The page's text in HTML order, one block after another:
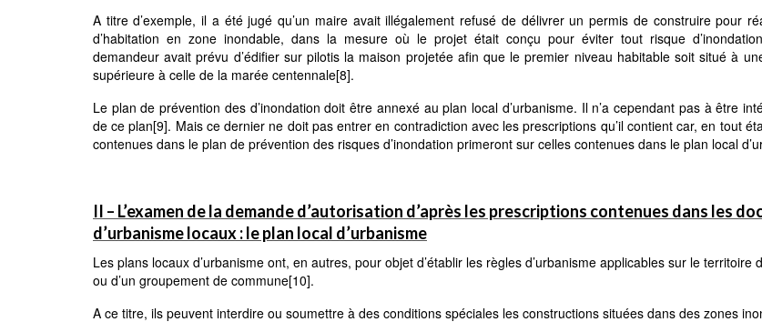
A titre d’exemple, il a été jugé qu’un maire avait illégalement refusé de délivrer un permis de construire pour
d’habitation en zone inondable, dans la mesure où le projet était conçu pour éviter tout risque
demandeur avait prévu d’édifier sur pilotis la maison projetée afin que le premier niveau habitable soit situé à
supérieure à celle de la marée centennale[8].
Le plan de prévention des d’inondation doit être annexé au plan local d’urbanisme. Il n’a cependant pas à être
de ce plan[9]. Mais ce dernier ne doit pas entrer en contradiction avec les prescriptions qu’il contient car, en tout
contenues dans le plan de prévention des risques d’inondation primeront sur celles contenues dans le plan local
II – L’examen de la demande d’autorisation d’après les prescriptions contenues dans les
d’urbanisme locaux : le plan local d’urbanisme
Les plans locaux d’urbanisme ont, en autres, pour objet d’établir les règles d’urbanisme applicables sur le territoire
ou d’un groupement de commune[10].
A ce titre, ils peuvent interdire ou soumettre à des conditions spéciales les constructions situées dans des zones